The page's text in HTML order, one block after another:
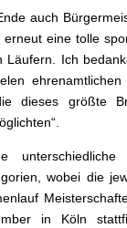
auch
erneut eine tolle
Läufern. Ich
ehrenamtlichen
dieses größte
wobei die
in Köln